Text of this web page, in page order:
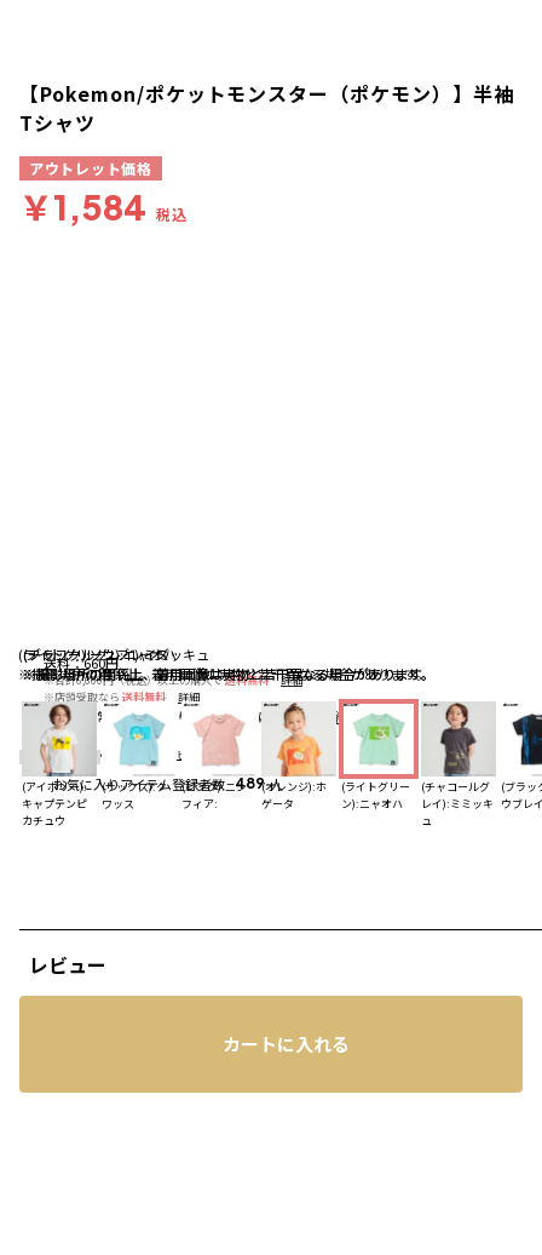
(ライトグリーン):ニャオハ
※撮影場所の関係上、着用画像は実物と若干異なる場合があります。
(チャコールグレイ):ミミッキュ
※撮影場所の関係上、着用画像は実物と若干異なる場合があります。
(ブラック):ソウブレイズ
※撮影場所の関係上、着用画像は実物と若干異なる場合があります。
(アイボリー):
キャプテンピ
カチュウ
(サックス):ク
ワッス
(ピンク):ニン
フィア:
(オレンジ):ホ
ゲータ
(ライトグリー
ン):ニャオハ
(チャコールグ
レイ):ミミッキ
ュ
(ブラッ
ウブレ
レビュー
送料：660円
※合計6,600円（税込）以上の購入で送料無料
詳細
※店頭受取なら 送料無料 詳細
配送： 通常、ご注文より1～5営業日にて出荷 詳細
4.7 レビューを見る
お気に入りアイテム登録者数 489 人
【Pokemon/ポケットモンスター（ポケモン）】半袖
Tシャツ
アウトレット価格
￥1,584 税込
カートに入れる